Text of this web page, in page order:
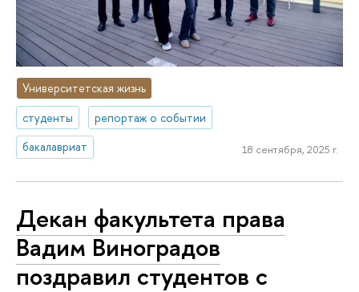
Университетская жизнь
студенты
репортаж о событии
бакалавриат
18 сентября, 2025 г.
Декан факультета права
Вадим Виноградов
поздравил студентов с